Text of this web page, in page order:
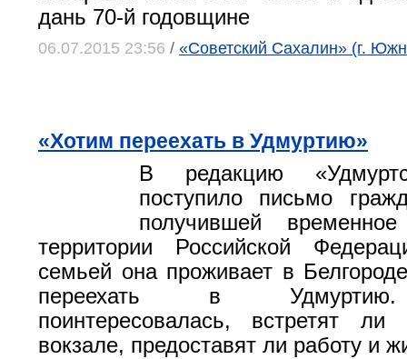
дань 70-й годовщине
06.07.2015 23:56 / «Советский Сахалин» (г.
«Хотим переехать в Удмуртию»
В редакцию
поступило письмо
получившей
территории Российской
семьей она проживает в
переехать в
поинтересовалась, встретят
вокзале, предоставят ли работу и